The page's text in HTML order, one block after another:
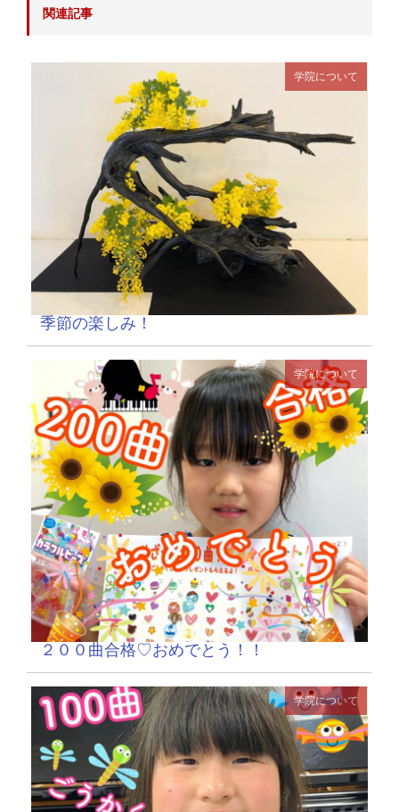
関連記事
学院について
季節の楽しみ！
学院について
２００曲合格♡おめでとう！！
学院について